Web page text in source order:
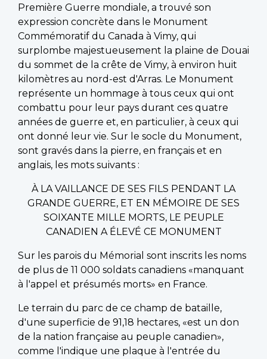
Première Guerre mondiale, a trouvé son
expression concrète dans le Monument
Commémoratif du Canada à Vimy, qui
surplombe majestueusement la plaine de Douai
du sommet de la crête de Vimy, à environ huit
kilomètres au nord-est d'Arras. Le Monument
représente un hommage à tous ceux qui ont
combattu pour leur pays durant ces quatre
années de guerre et, en particulier, à ceux qui
ont donné leur vie. Sur le socle du Monument,
sont gravés dans la pierre, en français et en
anglais, les mots suivants :
À LA VAILLANCE DE SES FILS PENDANT LA
GRANDE GUERRE, ET EN MÉMOIRE DE SES
SOIXANTE MILLE MORTS, LE PEUPLE
CANADIEN A ÉLEVÉ CE MONUMENT
Sur les parois du Mémorial sont inscrits les noms
de plus de 11 000 soldats canadiens «manquant
à l'appel et présumés morts» en France.
Le terrain du parc de ce champ de bataille,
d'une superficie de 91,18 hectares, «est un don
de la nation française au peuple canadien»,
comme l'indique une plaque à l'entrée du